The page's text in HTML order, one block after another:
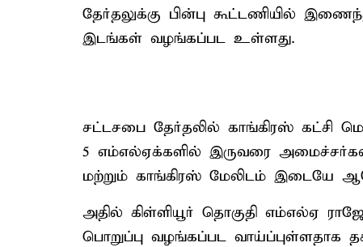
தேர்தலுக்கு பின்பு கூட்டணியில்
இடங்கள் வழங்கப்பட உள்ளது.
சட்டசபை தேர்தலில் காங்கிரஸ் கட்சி
5 எம்எல்ஏக்களில் இருவரை
மற்றும் காங்கிரஸ் மேலிடம் இடையே
அதில் கிள்ளியூர் தொகுதி எம்எல்ஏ
பொறுப்பு வழங்கப்பட வாய்ப்புள்ளதாக